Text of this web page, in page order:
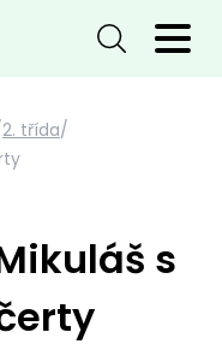
2. třída/
s